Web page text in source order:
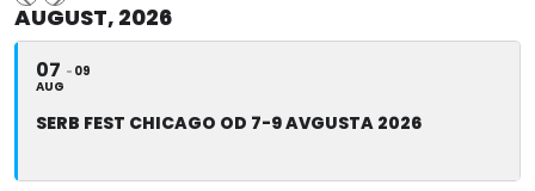
AUGUST, 2026
07
AUG
09
SERB FEST CHICAGO OD 7-9 AVGUSTA 2026